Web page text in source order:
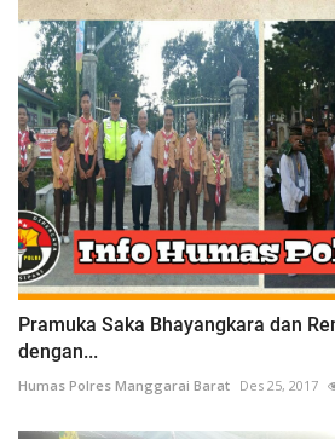
Pramuka Saka Bhayangkara dan
dengan...
Humas Polres Manggarai Barat Des 25, 2017